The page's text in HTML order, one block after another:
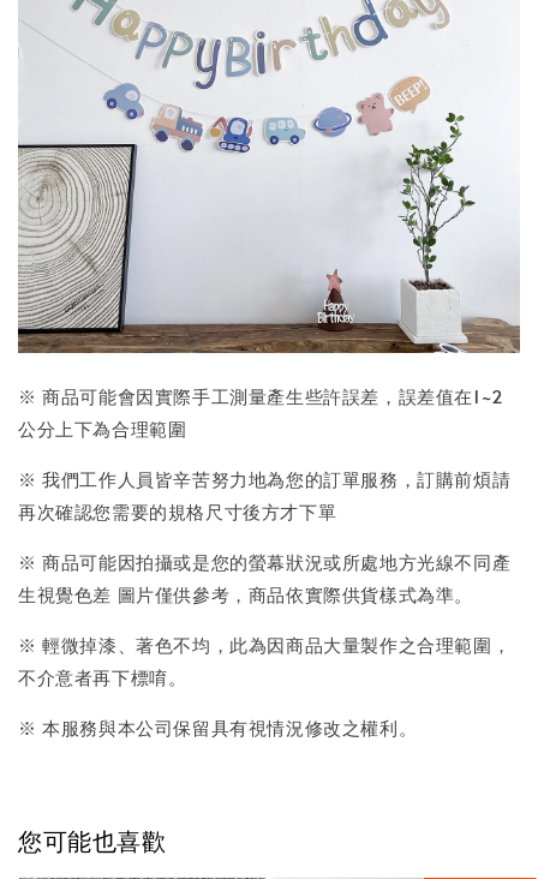
※ 商品可能會因實際手工測量產生些許誤差，誤差值在1~2
公分上下為合理範圍
※ 我們工作人員皆辛苦努力地為您的訂單服務，訂購前煩請
再次確認您需要的規格尺寸後方才下單
※ 商品可能因拍攝或是您的螢幕狀況或所處地方光線不同產
生視覺色差 圖片僅供參考，商品依實際供貨樣式為準。
※ 輕微掉漆、著色不均，此為因商品大量製作之合理範圍，
不介意者再下標唷。
※ 本服務與本公司保留具有視情況修改之權利。
您可能也喜歡